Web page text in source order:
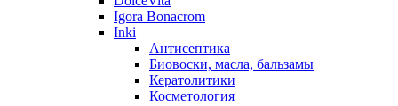
Igora Bonacrom
Inki
Антисептика
Биовоски, масла, бальзамы
Кератолитики
Косметология